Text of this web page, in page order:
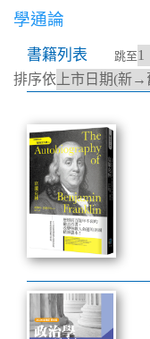
學通論
書籍列表 跳至
排序依